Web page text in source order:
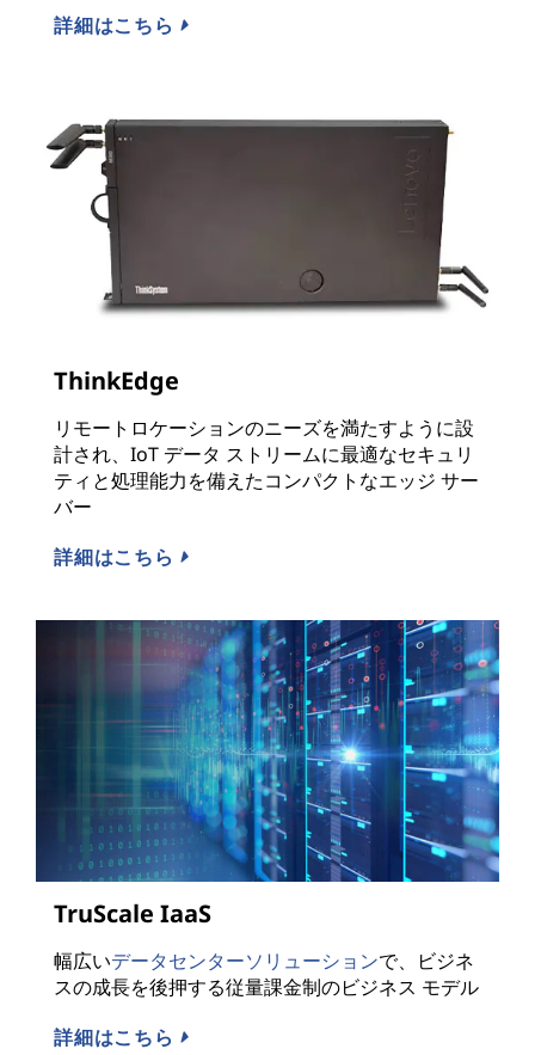
詳細はこちら
ThinkEdge
リモートロケーションのニーズを満たすように設
計され、IoT データ ストリームに最適なセキュリ
ティと処理能力を備えたコンパクトなエッジ サー
バー
詳細はこちら
TruScale IaaS
幅広いデータセンターソリューションで、ビジネ
スの成長を後押する従量課金制のビジネス モデル
詳細はこちら